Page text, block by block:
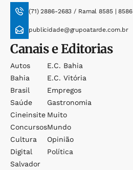
(71) 2886-2683 / Ramal 8585 | 8586
publicidade@grupoatarde.com.br
Canais e Editorias
Autos
Bahia
Brasil
Saúde
Cineinsite
Concursos
Cultura
Digital
Salvador
E.c. Bahia
E.c. Vitória
Empregos
Gastronomia
Muito
Mundo
Opinião
Política